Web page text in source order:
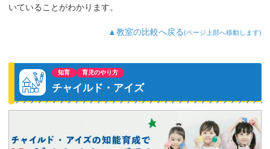
いていることがわかります。
▲教室の比較へ戻る(ページ上部へ移動します)
知育 育児のやり方
チャイルド・アイズ